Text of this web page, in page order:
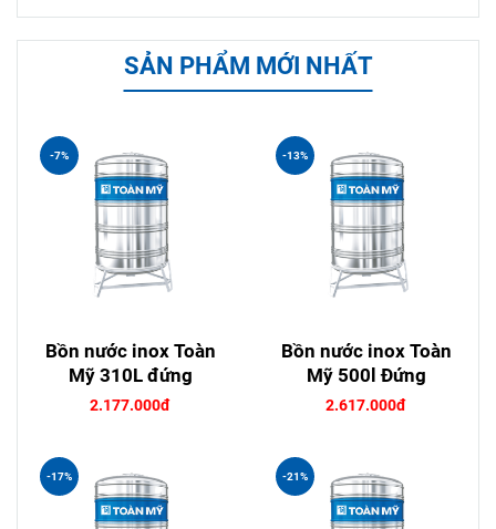
SẢN PHẨM MỚI NHẤT
Bồn nước inox Toàn
Mỹ 310L đứng
2.177.000đ
-7%
Bồn nước inox Toàn
Mỹ 500l Đứng
2.617.000đ
-13%
-17% -21%